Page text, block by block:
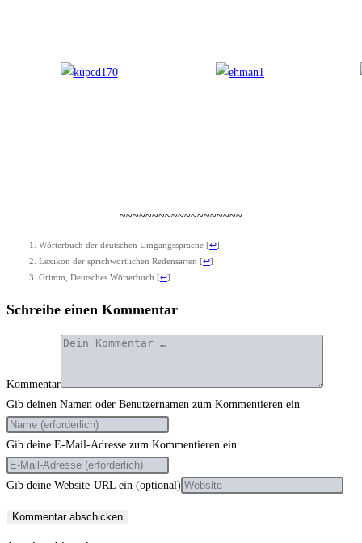
~~~~~~~~~~~~~~~~~~~
Wör­ter­buch der deut­schen Umgangs­spra­che [↩]
Lexi­kon der sprich­wört­li­chen Redens­ar­ten [↩]
Grimm, Deut­sches Wör­ter­buch [↩]
Schreibe einen Kommentar
Kommentar
Gib deinen Namen oder Benutzernamen zum Kommentieren ein
Gib deine E-Mail-Adresse zum Kommentieren ein
Gib deine Website-URL ein (optional)